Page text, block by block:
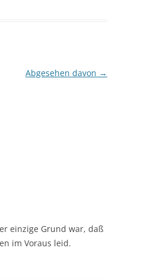
Abgesehen davon →
einzige Grund war, daß
im Voraus leid.